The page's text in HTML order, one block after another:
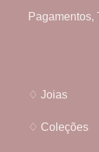
Pagamentos,
♢ Joias
♢ Coleções